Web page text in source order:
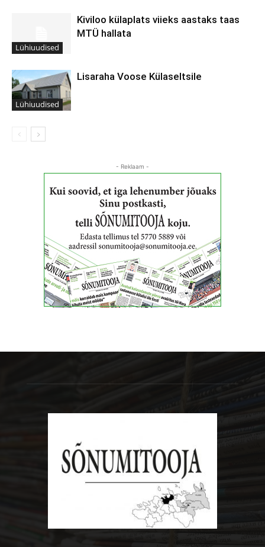
Lühiuudised
Kiviloo külaplats viieks aastaks taas
MTÜ hallata
Lühiuudised
Lisaraha Voose Külaseltsile
- Reklaam -